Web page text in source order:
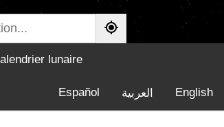
lunaire
English العربية Español